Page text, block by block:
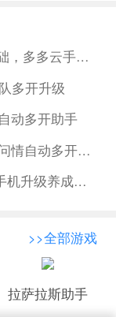
为什么ARM架构才是云手游的基础，多多云手机如何做到行业领先
多开升级
动多开助手
天道问情自动副本免费助手 天道问情自动多开助手
剑侠世界起源开放测试，多多云手机升级养成托管搬砖
>>全部游戏
拉萨拉斯助手